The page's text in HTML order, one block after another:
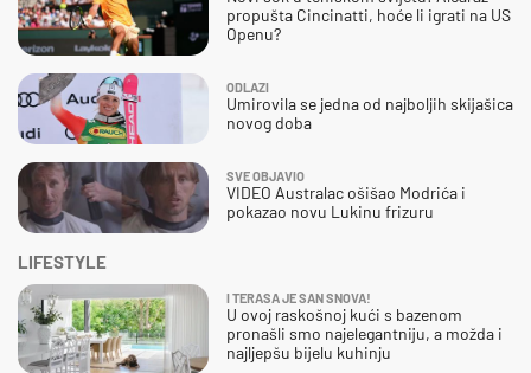
propušta Cincinatti, hoće li igrati na US
Openu?
ODLAZI
Umirovila se jedna od najboljih skijašica
novog doba
SVE OBJAVIO
VIDEO Australac ošišao Modrića i
pokazao novu Lukinu frizuru
LIFESTYLE
I TERASA JE SAN SNOVA!
U ovoj raskošnoj kući s bazenom
pronašli smo najelegantniju, a možda i
najljepšu bijelu kuhinju